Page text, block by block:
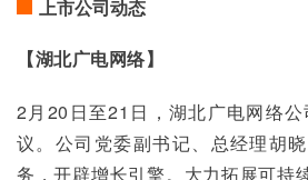
上市公司动态
【湖北广电网络】
2月20日至21日，湖北广电网络
议。公司党委副书记、总经理胡
务，开辟增长引擎。大力拓展可持